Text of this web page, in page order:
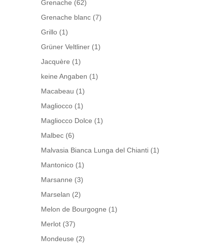
Grenache (62)
Grenache blanc (7)
Grillo (1)
Grüner Veltliner (1)
Jacquère (1)
keine Angaben (1)
Macabeau (1)
Magliocco (1)
Magliocco Dolce (1)
Malbec (6)
Malvasia Bianca Lunga del Chianti (1)
Mantonico (1)
Marsanne (3)
Marselan (2)
Melon de Bourgogne (1)
Merlot (37)
Mondeuse (2)